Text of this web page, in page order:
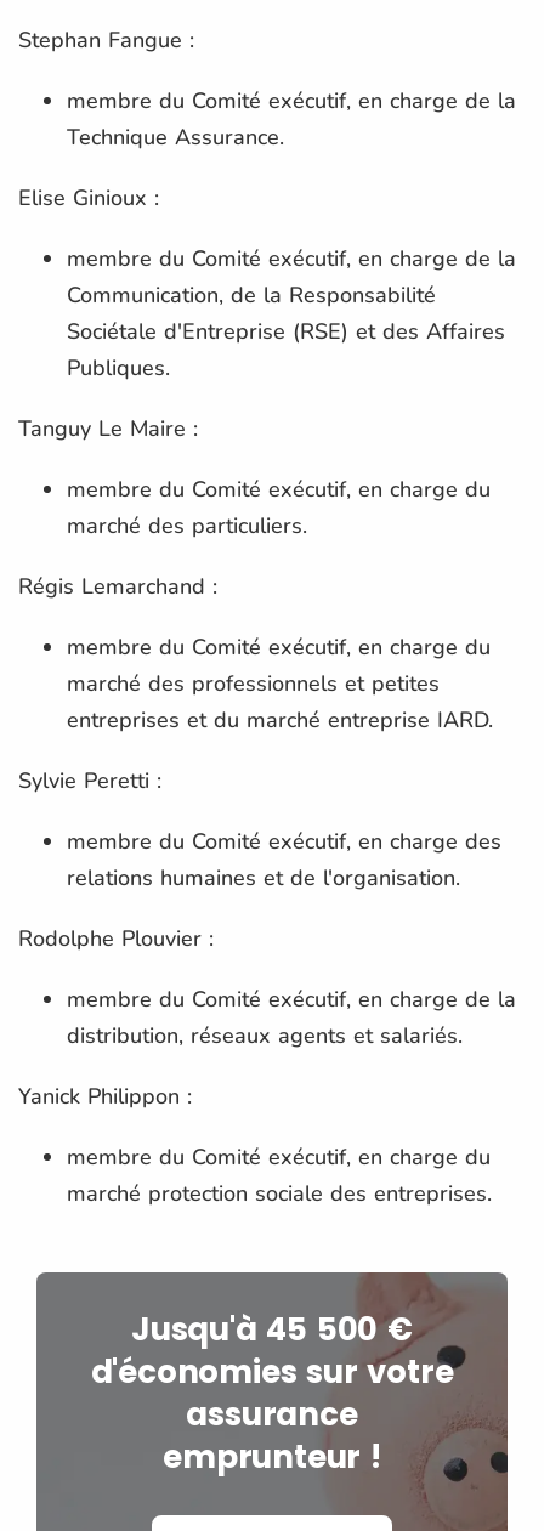
Stephan Fangue :
membre du Comité exécutif, en charge de la
Technique Assurance.
Elise Ginioux :
membre du Comité exécutif, en charge de la
Communication, de la Responsabilité
Sociétale d'Entreprise (RSE) et des Affaires
Publiques.
Tanguy Le Maire :
membre du Comité exécutif, en charge du
marché des particuliers.
Régis Lemarchand :
membre du Comité exécutif, en charge du
marché des professionnels et petites
entreprises et du marché entreprise IARD.
Sylvie Peretti :
membre du Comité exécutif, en charge des
relations humaines et de l'organisation.
Rodolphe Plouvier :
membre du Comité exécutif, en charge de la
distribution, réseaux agents et salariés.
Yanick Philippon :
membre du Comité exécutif, en charge du
marché protection sociale des entreprises.
Jusqu'à 45 500 €
d'économies sur votre
assurance
emprunteur !